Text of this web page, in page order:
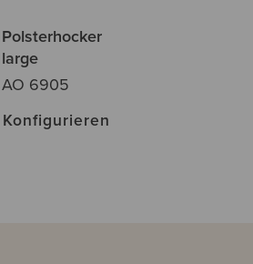
Polsterhocker
large
AO 6905
Konfigurieren